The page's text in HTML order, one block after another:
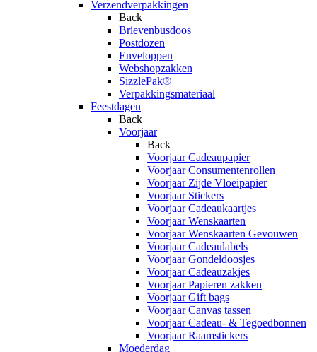
Verzendverpakkingen
Back
Brievenbusdoos
Postdozen
Enveloppen
Webshopzakken
SizzlePak®
Verpakkingsmateriaal
Feestdagen
Back
Voorjaar
Back
Voorjaar Cadeaupapier
Voorjaar Consumentenrollen
Voorjaar Zijde Vloeipapier
Voorjaar Stickers
Voorjaar Cadeaukaartjes
Voorjaar Wenskaarten
Voorjaar Wenskaarten Gevouwen
Voorjaar Cadeaulabels
Voorjaar Gondeldoosjes
Voorjaar Cadeauzakjes
Voorjaar Papieren zakken
Voorjaar Gift bags
Voorjaar Canvas tassen
Voorjaar Cadeau- & Tegoedbonnen
Voorjaar Raamstickers
Moederdag